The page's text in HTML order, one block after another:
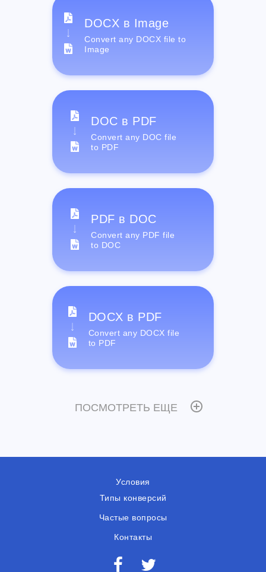
DOCX в Image
Convert any DOCX file to
Image
DOC в PDF
Convert any DOC file
to PDF
PDF в DOC
Convert any PDF file
to DOC
DOCX в PDF
Convert any DOCX file
to PDF
ПОСМОТРЕТЬ ЕЩЕ
Условия
Типы конверсий
Частые вопросы
Контакты